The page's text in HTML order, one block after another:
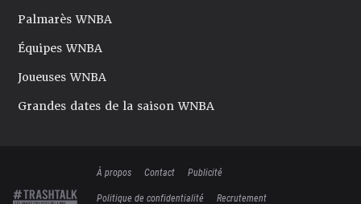
Palmarès WNBA
Équipes WNBA
Joueuses WNBA
Grandes dates de la saison WNBA
À propos Contact
Publicité
Politique de confidentialité
Recrutement